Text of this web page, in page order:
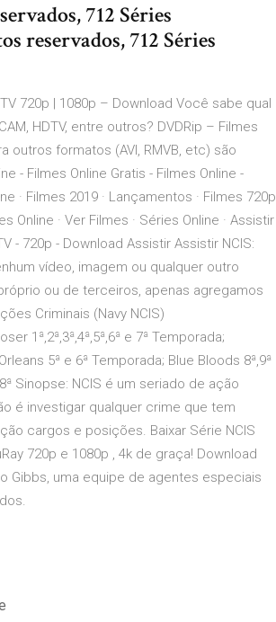
712 Séries
reservados, 712 Séries
720p | 1080p – Download Você sabe qual
HDTV, entre outros? DVDRip – Filmes
formatos (AVI, RMVB, etc) são
- Filmes Online Gratis - Filmes Online -
· Filmes 2019 · Lançamentos · Filmes 720p
Online · Ver Filmes · Séries Online · Assistir
- 720p - Download Assistir Assistir NCIS:
vídeo, imagem ou qualquer outro
ou de terceiros, apenas agregamos
Criminais (Navy NCIS)
1ª,2ª,3ª,4ª,5ª,6ª e 7ª Temporada;
5ª e 6ª Temporada; Blue Bloods 8ª,9ª
Sinopse: NCIS é um seriado de ação
é investigar qualquer crime que tem
cargos e posições. Baixar Série NCIS
720p e 1080p , 4k de graça! Download
Gibbs, uma equipe de agentes especiais